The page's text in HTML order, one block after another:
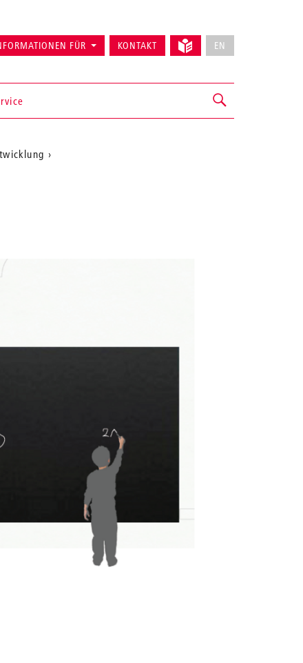
FÜR KONTAKT EN